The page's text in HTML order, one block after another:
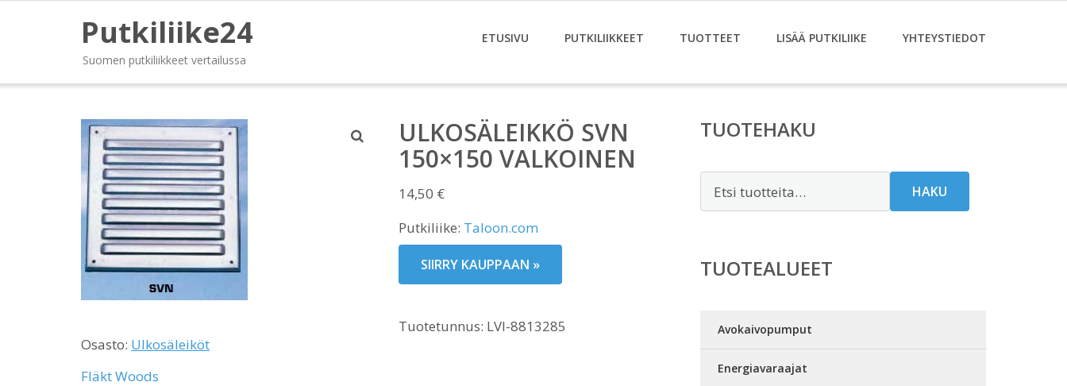
Putkiliike24
Suomen putkiliikkeet vertailussa
ETUSIVU PUTKILIIKKEET TUOTTEET LISÄÄ PUTKILIIKE YHTEYSTIEDOT
ULKOSÄLEIKKÖ SVN
150×150 VALKOINEN
14,50 €
Putkiliike: Taloon.com
SIIRRY KAUPPAAN »
Tuotetunnus: LVI-8813285
Osasto: Ulkosäleiköt
Fläkt Woods
TUOTEHAKU
HAKU
TUOTEALUEET
Avokaivopumput
Energiavaraajat